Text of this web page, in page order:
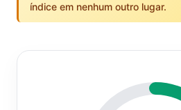
índice em nenhum outro lugar.